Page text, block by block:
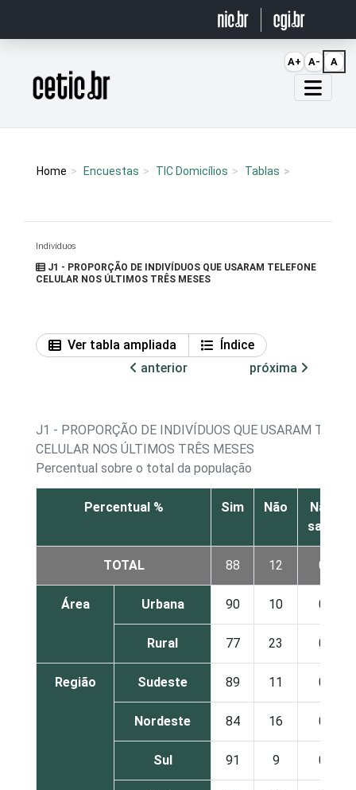
Página inicial
Home Encuestas TIC Domicílios Tablas
Indivíduos
J1 - PROPORÇÃO DE INDIVÍDUOS QUE USARAM TELEFONE
CELULAR NOS ÚLTIMOS TRÊS MESES
Ver tabla ampliada
Índice
anterior
próxima
J1 - PROPORÇÃO DE INDIVÍDUOS QUE USARAM
CELULAR NOS ÚLTIMOS TRÊS MESES
Percentual sobre o total da população
Percentual % Sim Não
Não
sabe
TOTAL 88 12 0
Área Urbana 90 10 0
Rural 77 23 0
Região Sudeste 89 11 0
Nordeste 84 16 0
Sul 91 9 0
A+ A- A